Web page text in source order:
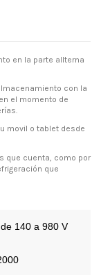
en la parte allterna
con la
el momento de
movil o tablet desde
que cuenta, como por
que
140 a 980 V